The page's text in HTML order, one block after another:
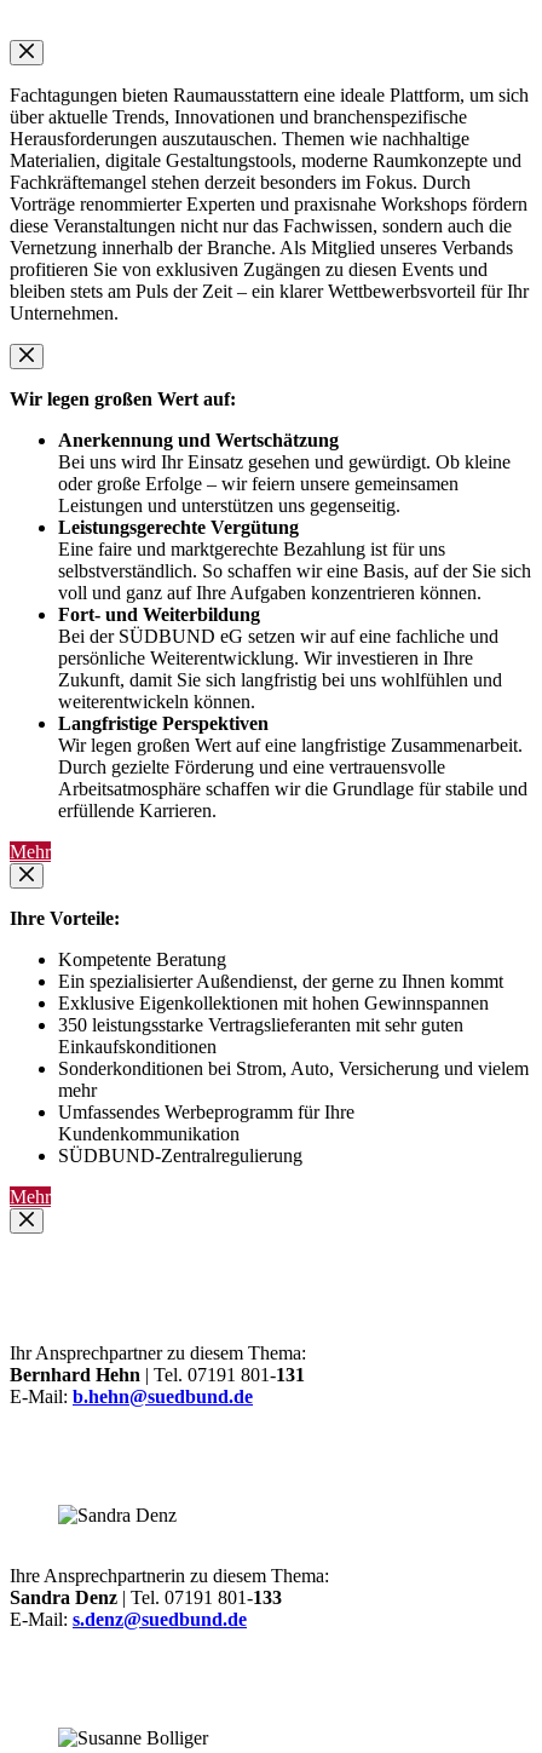
Fachtagungen bieten Raumausstattern eine ideale Plattform, um sich
über aktuelle Trends, Innovationen und branchenspezifische
Herausforderungen auszutauschen. Themen wie nachhaltige
Materialien, digitale Gestaltungstools, moderne Raumkonzepte und
Fachkräftemangel stehen derzeit besonders im Fokus. Durch
Vorträge renommierter Experten und praxisnahe Workshops fördern
diese Veranstaltungen nicht nur das Fachwissen, sondern auch die
Vernetzung innerhalb der Branche. Als Mitglied unseres Verbands
profitieren Sie von exklusiven Zugängen zu diesen Events und
bleiben stets am Puls der Zeit – ein klarer Wettbewerbsvorteil für Ihr
Unternehmen.
Wir legen großen Wert auf:
Anerkennung und Wertschätzung
Bei uns wird Ihr Einsatz gesehen und gewürdigt. Ob kleine
oder große Erfolge – wir feiern unsere gemeinsamen
Leistungen und unterstützen uns gegenseitig.
Leistungsgerechte Vergütung
Eine faire und marktgerechte Bezahlung ist für uns
selbstverständlich. So schaffen wir eine Basis, auf der Sie sich
voll und ganz auf Ihre Aufgaben konzentrieren können.
Fort- und Weiterbildung
Bei der SÜDBUND eG setzen wir auf eine fachliche und
persönliche Weiterentwicklung. Wir investieren in Ihre
Zukunft, damit Sie sich langfristig bei uns wohlfühlen und
weiterentwickeln können.
Langfristige Perspektiven
Wir legen großen Wert auf eine langfristige Zusammenarbeit.
Durch gezielte Förderung und eine vertrauensvolle
Arbeitsatmosphäre schaffen wir die Grundlage für stabile und
erfüllende Karrieren.
Mehr
Ihre Vorteile:
Kompetente Beratung
Ein spezialisierter Außendienst, der gerne zu Ihnen kommt
Exklusive Eigenkollektionen mit hohen Gewinnspannen
350 leistungsstarke Vertragslieferanten mit sehr guten
Einkaufskonditionen
Sonderkonditionen bei Strom, Auto, Versicherung und vielem
mehr
Umfassendes Werbeprogramm für Ihre
Kundenkommunikation
SÜDBUND-Zentralregulierung
Mehr
Ihr Ansprechpartner zu diesem Thema:
Bernhard Hehn | Tel. 07191 801-131
E-Mail: b.hehn@suedbund.de
Ihre Ansprechpartnerin zu diesem Thema:
Sandra Denz | Tel. 07191 801-133
E-Mail: s.denz@suedbund.de